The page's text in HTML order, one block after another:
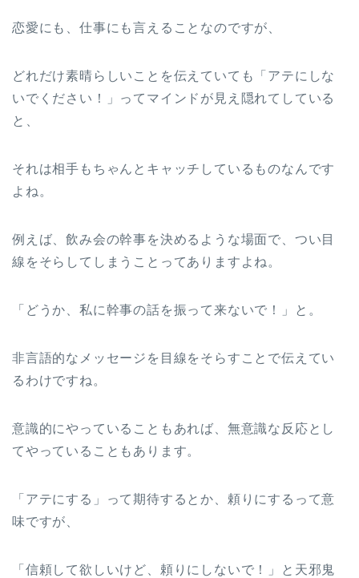
恋愛にも、仕事にも言えることなのですが、
どれだけ素晴らしいことを伝えていても「アテにしな
いでください！」ってマインドが見え隠れてしている
と、
それは相手もちゃんとキャッチしているものなんです
よね。
例えば、飲み会の幹事を決めるような場面で、つい目
線をそらしてしまうことってありますよね。
「どうか、私に幹事の話を振って来ないで！」と。
非言語的なメッセージを目線をそらすことで伝えてい
るわけですね。
意識的にやっていることもあれば、無意識な反応とし
てやっていることもあります。
「アテにする」って期待するとか、頼りにするって意
味ですが、
「信頼して欲しいけど、頼りにしないで！」と天邪鬼